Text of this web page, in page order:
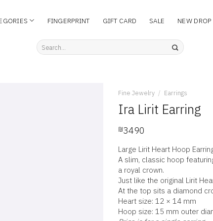
FINGERPRINT GIFT CARD SALE NEW DROP
Search
for:
Fine Jewelry / Earrings
Ira Lirit Earring
₪3490
Large Lirit Heart Hoop
A slim, classic hoop
a royal crown.
Just like the original Lirit
At the top sits a diamond
Heart size: 12 × 14 mm
Hoop size: 15 mm outer